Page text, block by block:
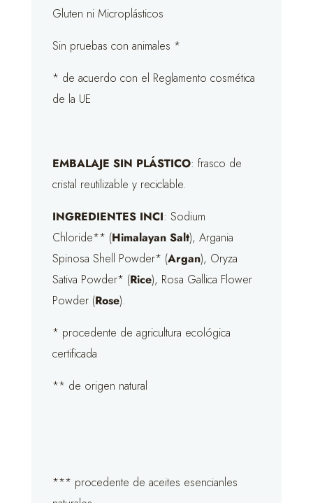
Gluten ni Microplásticos
Sin pruebas con animales *
* de acuerdo con el Reglamento cosmética
de la UE
EMBALAJE SIN PLÁSTICO: frasco de
cristal reutilizable y reciclable.
INGREDIENTES INCI: Sodium
Chloride** (Himalayan Salt), Argania
Spinosa Shell Powder* (Argan), Oryza
Sativa Powder* (Rice), Rosa Gallica Flower
Powder (Rose).
* procedente de agricultura ecológica
certificada
** de origen natural
*** procedente de aceites esencianles